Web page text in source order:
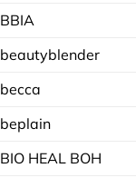
BBIA
beautyblender
becca
beplain
BIO HEAL BOH